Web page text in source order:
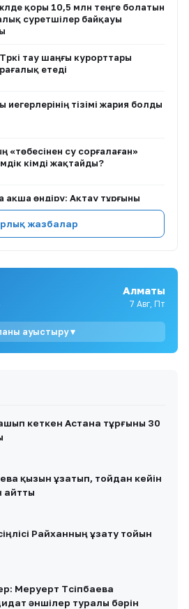
қоры 10,5 млн теңге болатын
суретшілер байқауы
тау шаңғы курорттары
етеді
иегерлерінің тізімі жария болды
«төбесінен су сорғалаған»
кімді жақтайды?
ақша өндіру: Ақтау тұрғыны
талап еткендерге наразылық
62 жастағы Джон ван
мектепте атыс болып, 7 адам
жазбалар
Алматы
7 Авг, Пт
ауыстыру ▾
кеткен Астана тұрғыны 30
қызын ұзатып, тойдан кейін
айтты
Райханның ұзату тойын
Меруерт Түсіпбаева
әншілер туралы бәрін